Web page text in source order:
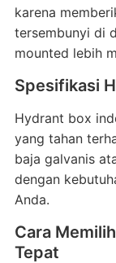
karena
tersembunyi di
mounted lebih
Spesifikasi
Hydrant box
yang tahan
baja galvanis
dengan
Anda.
Cara
Tepat